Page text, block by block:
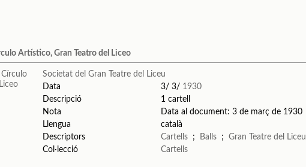
Artístico, Gran Teatro del Liceo
Societat del Gran Teatre del Liceu
Data
3/ 3/ 1930
Descripció
1 cartell
Nota
Data al document: 3 de març de 1930
Llengua
català
Descriptors
Cartells ; Balls ;Gran Teatre del Liceu
Col·lecció
Cartells